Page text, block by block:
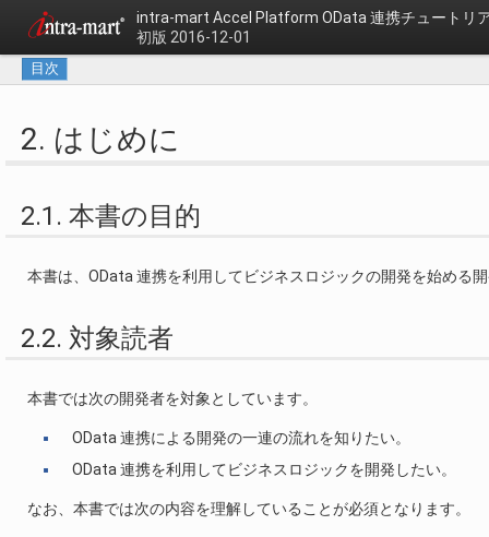
intra-mart Accel Platform OData 連携チュートリ
初版 2016-12-01
目次
2. はじめに
2.1. 本書の目的
本書は、OData 連携を利用してビジネスロジックの開発を始める
2.2. 対象読者
本書では次の開発者を対象としています。
OData 連携による開発の一連の流れを知りたい。
OData 連携を利用してビジネスロジックを開発したい。
なお、本書では次の内容を理解していることが必須となります。